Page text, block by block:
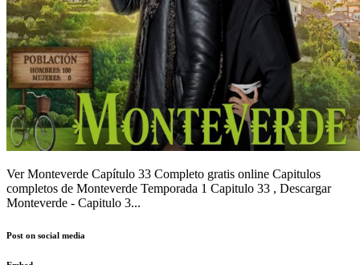
Ver Monteverde Capítulo 33 Completo gratis online Capitulos
completos de Monteverde Temporada 1 Capitulo 33 , Descargar
Monteverde - Capitulo 3...
Post on social media